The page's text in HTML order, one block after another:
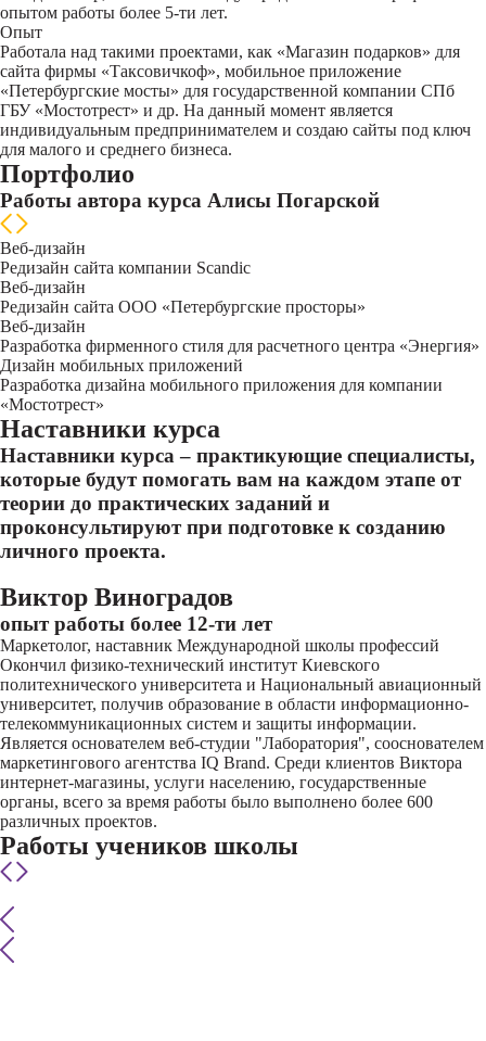
опытом работы более 5-ти лет.
Опыт
Работала над такими проектами, как «Магазин подарков» для
сайта фирмы «Таксовичкоф», мобильное приложение
«Петербургские мосты» для государственной компании СПб
ГБУ «Мостотрест» и др. На данный момент является
индивидуальным предпринимателем и создаю сайты под ключ
для малого и среднего бизнеса.
Портфолио
Работы автора курса Алисы Погарской
Веб-дизайн
Редизайн сайта компании Sсandic
Веб-дизайн
Редизайн сайта ООО «Петербургские просторы»
Веб-дизайн
Разработка фирменного стиля для расчетного центра «Энергия»
Дизайн мобильных приложений
Разработка дизайна мобильного приложения для компании
«Мостотрест»
Наставники курса
Наставники курса – практикующие специалисты,
которые будут помогать вам на каждом этапе от
теории до практических заданий и
проконсультируют при подготовке к созданию
личного проекта.
Виктор Виноградов
опыт работы более 12-ти лет
Маркетолог, наставник Международной школы профессий
Окончил физико-технический институт Киевского
политехнического университета и Национальный авиационный
университет, получив образование в области информационно-
телекоммуникационных систем и защиты информации.
Является основателем веб-студии "Лаборатория", сооснователем
маркетингового агентства IQ Brand. Среди клиентов Виктора
интернет-магазины, услуги населению, государственные
органы, всего за время работы было выполнено более 600
различных проектов.
Работы учеников школы